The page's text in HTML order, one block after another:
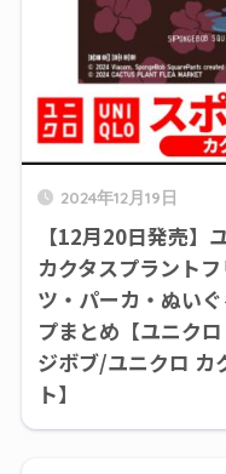
2024年12月19日
【12月20日発売】
カクタスプラント
ツ・パーカ・ぬい
プまとめ【ユニク
ジボブ/ユニクロ カ
ト】